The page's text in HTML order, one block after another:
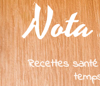
Recettes